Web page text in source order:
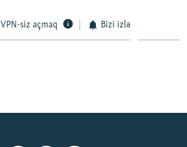
VPN-siz açmaq Bizi izlə